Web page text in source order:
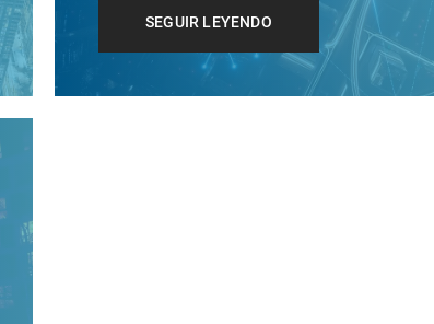
SEGUIR LEYENDO